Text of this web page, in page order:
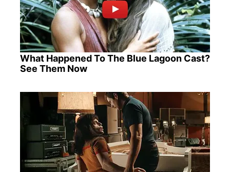
What Happened To The Blue Lagoon Cast?
See Them Now